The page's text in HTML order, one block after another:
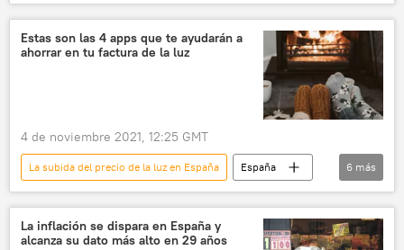
Comisión Europea
gas
📈 Mercados y finanzas
Teresa Ribera
Unión Europea (UE)
inflación
Estas son las 4 apps que te ayudarán a
ahorrar en tu factura de la luz
4 de noviembre 2021, 12:25 GMT
La subida del precio de la luz en España
España
aplicación
invierno
otoño
frío
calefacción 📱 Gadgets
6 más
La inflación se dispara en España y
alcanza su dato más alto en 29 años